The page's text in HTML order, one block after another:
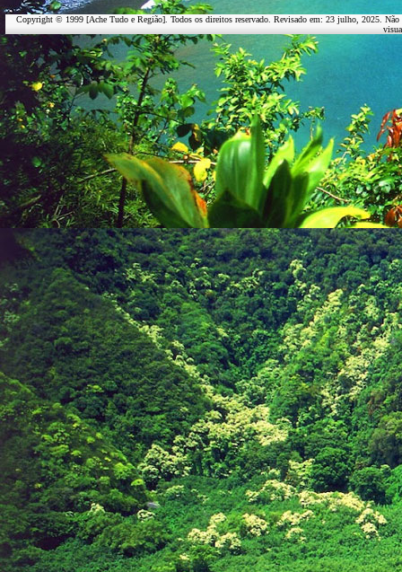
Copyright © 1999 [Ache Tudo e Região]. Todos os direitos reservado. Revisado em: 23 julho, 2025 .